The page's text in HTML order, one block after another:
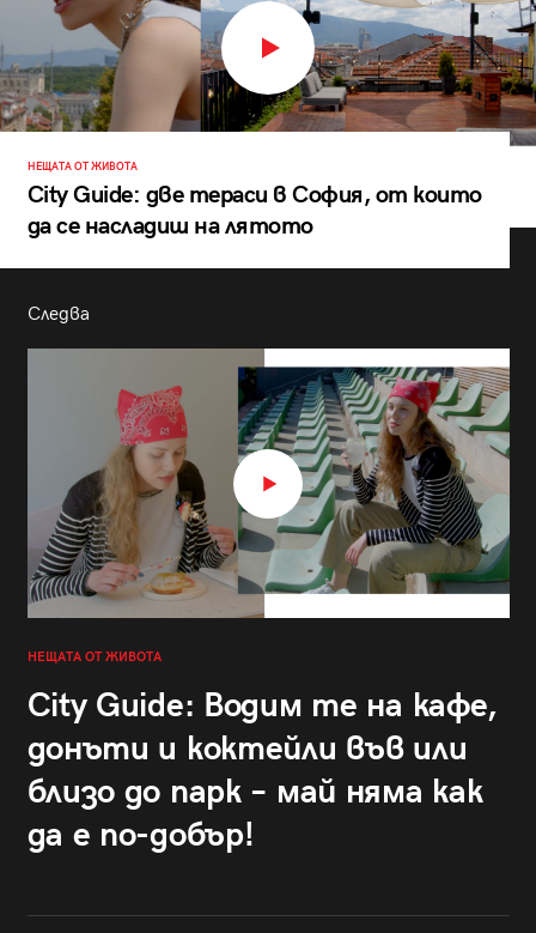
НЕЩАТА ОТ ЖИВОТА
City Guide: две тераси в София, от които
да се насладиш на лятото
Следва
НЕЩАТА ОТ ЖИВОТА
City Guide: Водим те на кафе,
донъти и коктейли във или
близо до парк – май няма как
да е по-добър!